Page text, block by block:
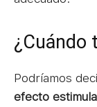
¿Cuándo
Podríamos
efecto